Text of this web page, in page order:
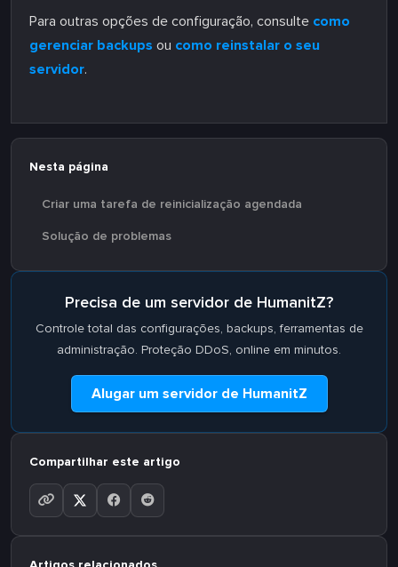
Para outras opções de configuração, consulte como
gerenciar backups ou como reinstalar o seu
servidor.
Nesta página
Criar uma tarefa de reinicialização agendada
Solução de problemas
Precisa de um servidor de HumanitZ?
Controle total das configurações, backups, ferramentas de
administração. Proteção DDoS, online em minutos.
Alugar um servidor de HumanitZ
Compartilhar este artigo